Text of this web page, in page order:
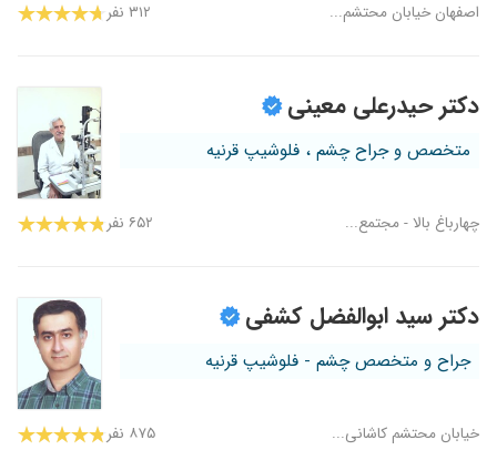
اصفهان خیابان محتشم... ۳۱۲ نفر
دکتر حیدرعلی معینی
متخصص و جراح چشم ، فلوشیپ قرنیه
چهارباغ بالا - مجتمع... ۶۵۲ نفر
دکتر سید ابوالفضل کشفی
جراح و متخصص چشم - فلوشیپ قرنیه
خیابان محتشم کاشانی... ۸۷۵ نفر